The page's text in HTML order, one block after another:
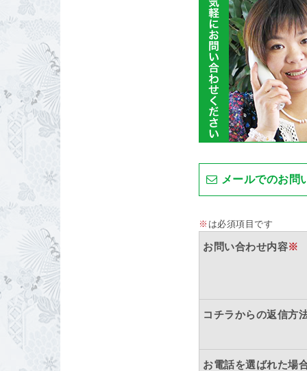
メールでのお問
※ は必須項目です
お問い合わせ内容※
コチラからの返信方
お電話を選ばれた場